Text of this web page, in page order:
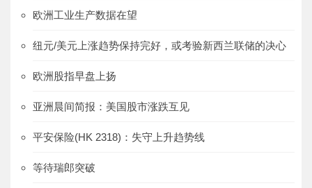
欧洲工业生产数据在望
纽元/美元上涨趋势保持完好，或考验新西兰联储的决心
欧洲股指早盘上扬
亚洲晨间简报：美国股市涨跌互见
平安保险(HK 2318)：失守上升趋势线
等待瑞郎突破